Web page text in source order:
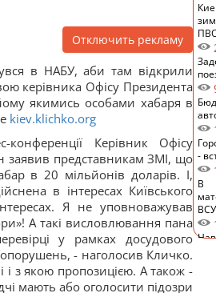
Отключить рекламу
в НАБУ, аби там відкрили
керівника Офісу Президента
якимись особами хабаря в
kiev.klichko.org
Керівник Офісу
заявив представникам ЗМІ, що
в 20 мільйонів доларів. І,
в інтересах Київського
Я не уповноважував
А такі висловлювання пана
у рамках досудового
- наголосив Кличко.
і з якою пропозицією. А також -
мають або оголосити підозри
-
В